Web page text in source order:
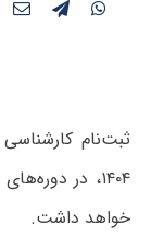
ثبت‌نام
خواهد داشت.